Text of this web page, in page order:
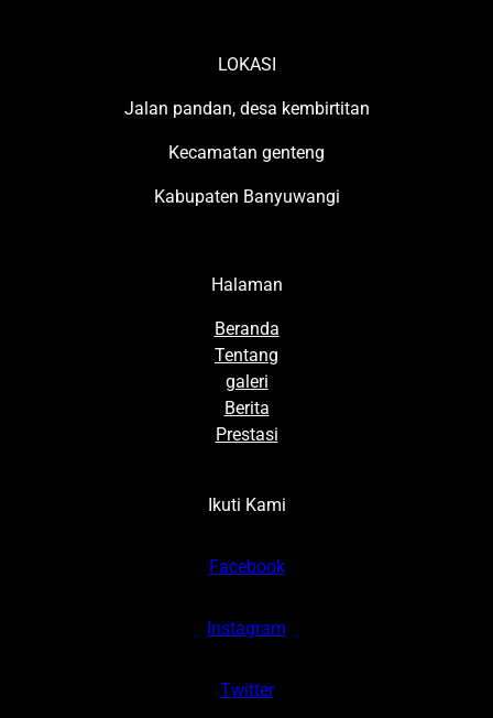
LOKASI
Jalan pandan, desa kembirtitan
Kecamatan genteng
Kabupaten Banyuwangi
Halaman
Beranda
Tentang
galeri
Berita
Prestasi
Ikuti Kami
Facebook
Instagram
Twitter